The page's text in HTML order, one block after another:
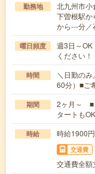
勤務地
北九州市小
下曽根駅か
から---分／
曜日頻度
週3日～OK
ください！
時間
＼日勤の
60分）■ご
期間
2ヶ月～ ■
タートもOK
時給 時給1900
交通費
交通費全額